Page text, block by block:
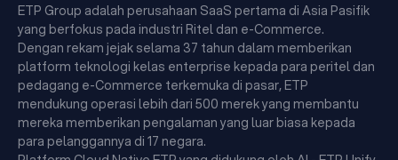
ETP Group adalah perusahaan SaaS pertama di Asia Pasifik
yang berfokus pada industri Ritel dan e-Commerce.
Dengan rekam jejak selama 37 tahun dalam memberikan
platform teknologi kelas enterprise kepada para peritel dan
pedagang e-Commerce terkemuka di pasar, ETP
mendukung operasi lebih dari 500 merek yang membantu
mereka memberikan pengalaman yang luar biasa kepada
para pelanggannya di 17 negara.